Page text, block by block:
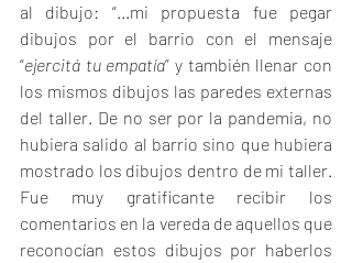
al dibujo: “...mi propuesta fue pegar
dibujos por el barrio con el mensaje
“ejercitá tu empatía” y también llenar con
los mismos dibujos las paredes externas
del taller. De no ser por la pandemia, no
hubiera salido al barrio sino que hubiera
mostrado los dibujos dentro de mi taller.
Fue muy gratificante recibir los
comentarios en la vereda de aquellos que
reconocían estos dibujos por haberlos